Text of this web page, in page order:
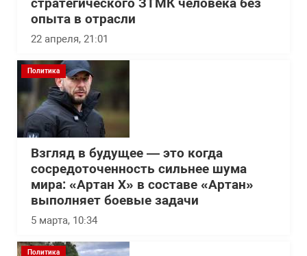
стратегического ЗТМК человека без
опыта в отрасли
22 апреля, 21:01
Политика
Взгляд в будущее — это когда
сосредоточенность сильнее шума
мира: «Артан Х» в составе «Артан»
выполняет боевые задачи
5 марта, 10:34
Политика